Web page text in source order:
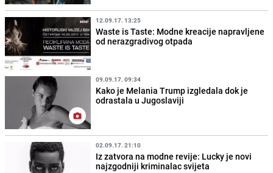
12.09.17. 13:25
Waste is Taste: Modne kreacije napravljene
od nerazgradivog otpada
09.09.17. 09:34
Kako je Melania Trump izgledala dok je
odrastala u Jugoslaviji
02.09.17. 21:10
Iz zatvora na modne revije: Lucky je novi
najzgodniji kriminalac svijeta